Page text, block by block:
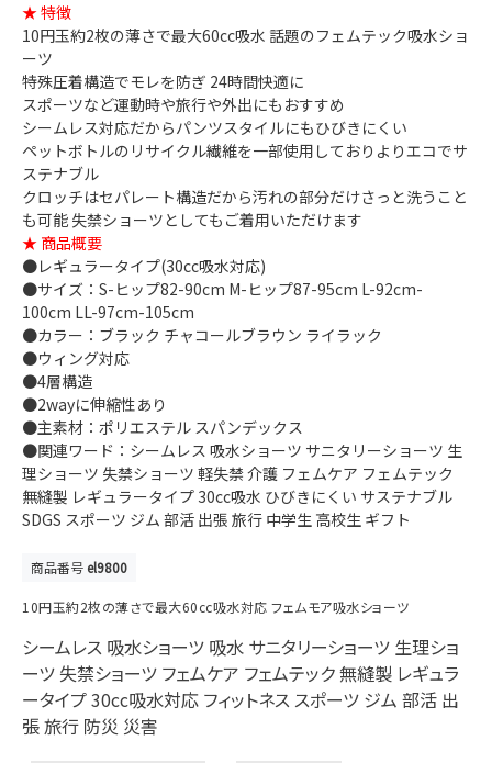
★ 特徴
10円玉約2枚の薄さで最大60cc吸水 話題のフェムテック吸水ショ
ーツ
特殊圧着構造でモレを防ぎ 24時間快適に
スポーツなど運動時や旅行や外出にもおすすめ
シームレス対応だからパンツスタイルにもひびきにくい
ペットボトルのリサイクル繊維を一部使用しておりよりエコでサ
ステナブル
クロッチはセパレート構造だから汚れの部分だけさっと洗うこと
も可能 失禁ショーツとしてもご着用いただけます
★ 商品概要
●レギュラータイプ(30cc吸水対応)
●サイズ：S-ヒップ82-90cm M-ヒップ87-95cm L-92cm-
100cm LL-97cm-105cm
●カラー：ブラック チャコールブラウン ライラック
●ウィング対応
●4層構造
●2wayに伸縮性あり
●主素材：ポリエステル スパンデックス
●関連ワード：シームレス 吸水ショーツ サニタリーショーツ 生
理ショーツ 失禁ショーツ 軽失禁 介護 フェムケア フェムテック
無縫製 レギュラータイプ 30cc吸水 ひびきにくい サステナブル
SDGS スポーツ ジム 部活 出張 旅行 中学生 高校生 ギフト
商品番号 el9800
10円玉約2枚の薄さで最大60cc吸水対応 フェムモア吸水ショーツ
シームレス 吸水ショーツ 吸水 サニタリーショーツ 生理ショ
ーツ 失禁ショーツ フェムケア フェムテック 無縫製 レギュラ
ータイプ 30cc吸水対応 フィットネス スポーツ ジム 部活 出
張 旅行 防災 災害